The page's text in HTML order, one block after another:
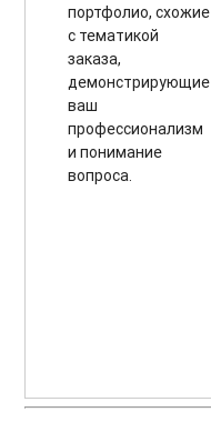
портфолио, схожие
с тематикой
заказа,
демонстрирующие
ваш
профессионализм
и понимание
вопроса.